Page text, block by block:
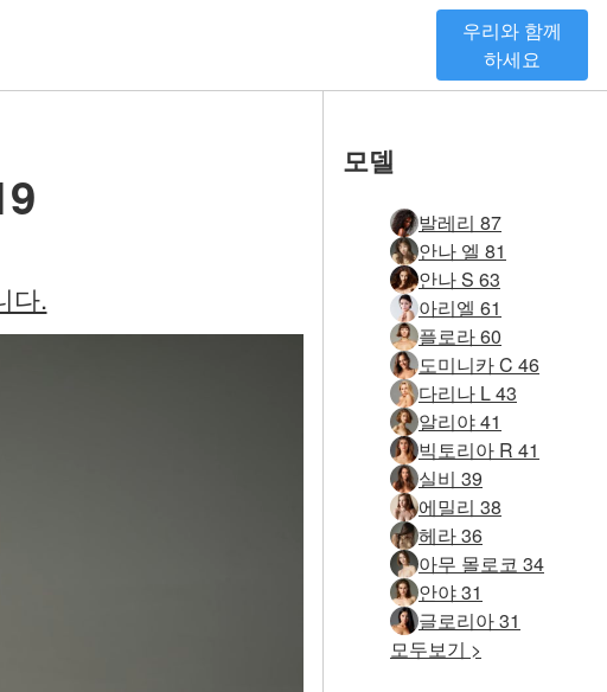
우리와 함께
하세요
다.
모델
발레리 87
안나 엘 81
안나 S 63
아리엘 61
플로라 60
도미니카 C 46
다리나 L 43
알리야 41
빅토리아 R 41
실비 39
에밀리 38
헤라 36
아무 몰로코 34
안야 31
글로리아 31
모두보기 >